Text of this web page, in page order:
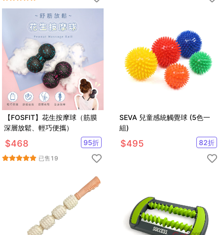
【FOSFIT】花生按摩球（筋膜
深層放鬆、輕巧便攜）
$468 95折
已售 19
SEVA 兒童感統觸覺球 (5色一
組)
$495 82折